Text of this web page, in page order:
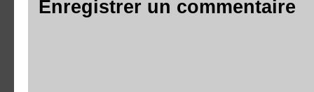
Enregistrer un commentaire